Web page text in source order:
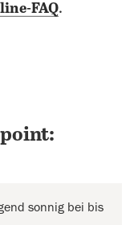
FAQ.
teilenteilen
sonnig bei bis